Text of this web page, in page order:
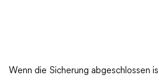
Wenn die Sicherung abgeschlossen